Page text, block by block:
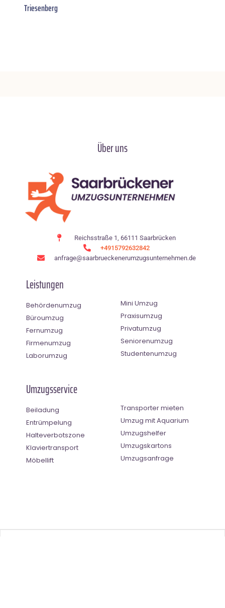
Triesenberg
Über uns
Reichsstraße 1, 66111 Saarbrücken
+4915792632842
anfrage@saarbrueckenerumzugsunternehmen.de
Leistungen
Behördenumzug
Büroumzug
Fernumzug
Firmenumzug
Laborumzug
Mini Umzug
Praxisumzug
Privatumzug
Seniorenumzug
Studentenumzug
Umzugsservice
Beiladung
Entrümpelung
Halteverbotszone
Klaviertransport
Möbellift
Transporter mieten
Umzug mit Aquarium
Umzugshelfer
Umzugskartons
Umzugsanfrage